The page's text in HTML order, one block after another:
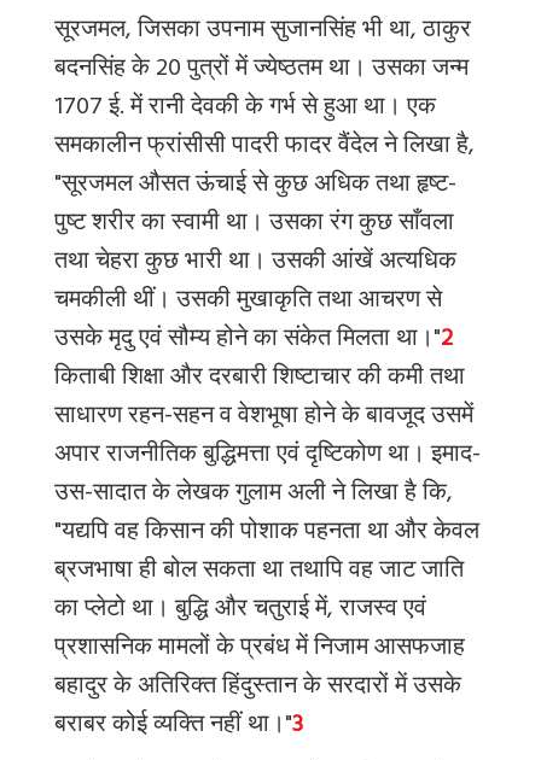
सूरजमल, जिसका उपनाम सुजानसिंह भी था, ठाकुर
बदनसिंह के 20 पुत्रों में ज्येष्ठतम था। उसका जन्म
1707 ई. में रानी देवकी के गर्भ से हुआ था। एक
समकालीन फ्रांसीसी पादरी फादर वैंदेल ने लिखा है,
"सूरजमल औसत ऊंचाई से कुछ अधिक तथा हृष्ट-
पुष्ट शरीर का स्वामी था। उसका रंग कुछ साँवला
तथा चेहरा कुछ भारी था। उसकी आंखें अत्यधिक
चमकीली थीं। उसकी मुखाकृति तथा आचरण से
उसके मृदु एवं सौम्य होने का संकेत मिलता था।"2
किताबी शिक्षा और दरबारी शिष्टाचार की कमी तथा
साधारण रहन-सहन व वेशभूषा होने के बावजूद उसमें
अपार राजनीतिक बुद्धिमत्ता एवं दृष्टिकोण था। इमाद-
उस-सादात के लेखक गुलाम अली ने लिखा है कि,
"यद्यपि वह किसान की पोशाक पहनता था और केवल
ब्रजभाषा ही बोल सकता था तथापि वह जाट जाति
का प्लेटो था। बुद्धि और चतुराई में, राजस्व एवं
प्रशासनिक मामलों के प्रबंध में निजाम आसफजाह
बहादुर के अतिरिक्त हिंदुस्तान के सरदारों में उसके
बराबर कोई व्यक्ति नहीं था।"3